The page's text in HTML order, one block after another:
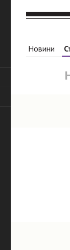
Новини